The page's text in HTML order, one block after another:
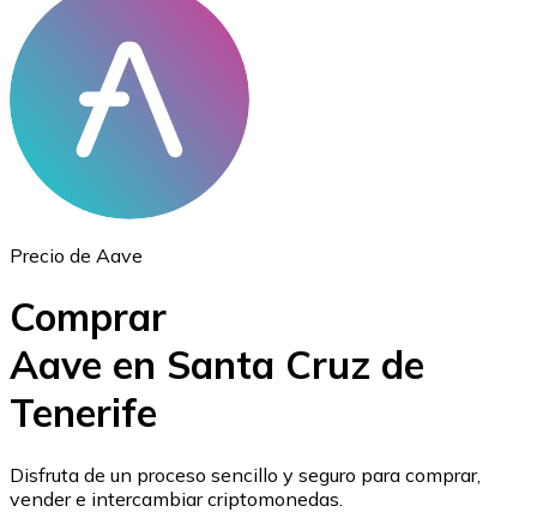
Ethereum
ETH
USD Coin
USDC
Precio de Aave
Comprar
Aave en Santa Cruz de
Tenerife
Disfruta de un proceso sencillo y seguro para comprar,
vender e intercambiar criptomonedas.